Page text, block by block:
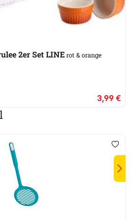
2er Set LINErot & orange
3,99 €